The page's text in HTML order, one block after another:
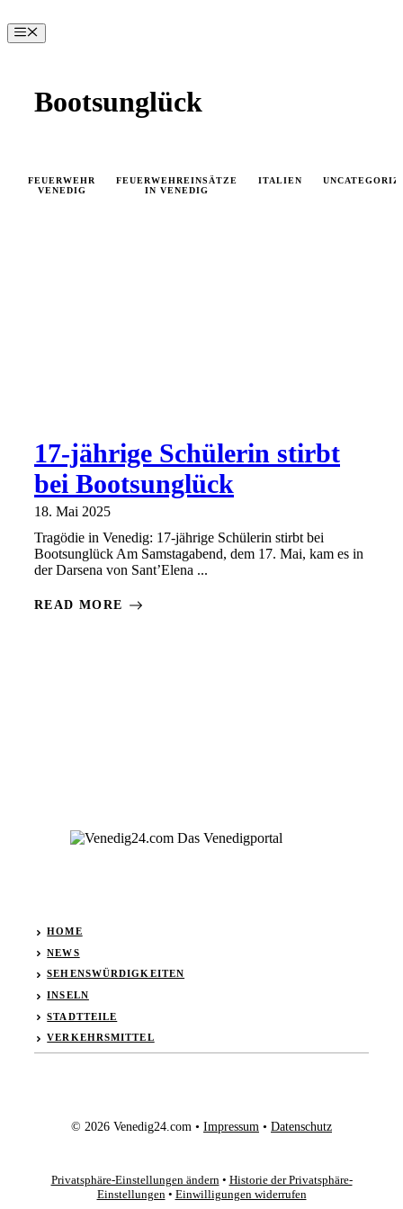
Inhalt
springen
Menü
Bootsunglück
FEUERWEHR
VENEDIG
FEUERWEHREINSÄTZE
IN VENEDIG
ITALIEN
17-jährige Schülerin stirbt
bei Bootsunglück
18. Mai 2025
Tragödie in Venedig: 17-jährige Schülerin stirbt bei
Bootsunglück Am Samstagabend, dem 17. Mai, kam es in
der Darsena von Sant’Elena ...
READ MORE
HOME
NEWS
SEHENSWÜRDIGKEITEN
INSELN
STADTTEILE
VERKEHRSMITTEL
© 2026 Venedig24.com • Impressum • Datenschutz
Privatsphäre-Einstellungen ändern • Historie der Privatsphäre-
Einstellungen • Einwilligungen widerrufen